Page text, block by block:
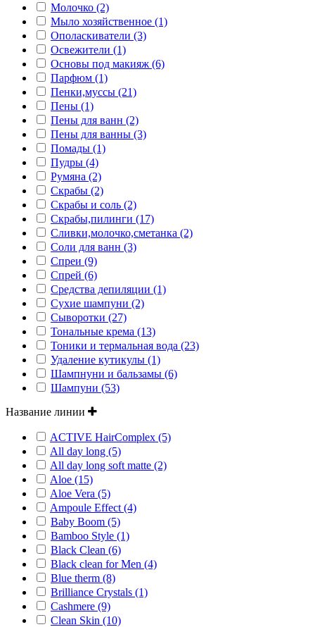
Молочко (2)
Мыло хозяйственное (1)
Ополаскиватели (3)
Освежители (1)
Основы под макияж (6)
Парфюм (1)
Пенки,муссы (21)
Пены (1)
Пены для ванн (2)
Пены для ванны (3)
Помады (1)
Пудры (4)
Румяна (2)
Скрабы (2)
Скрабы и соль (2)
Скрабы,пилинги (17)
Сливки,молочко,сметанка (2)
Соли для ванн (3)
Спреи (9)
Спрей (6)
Средства депиляции (1)
Сухие шампуни (2)
Сыворотки (27)
Тональные крема (13)
Тоники и термальная вода (23)
Удаление кутикулы (1)
Шампнуни и бальзамы (6)
Шампуни (53)
Название линии
ACTIVE HairComplex (5)
All day long (5)
All day long soft matte (2)
Aloe (15)
Aloe Vera (5)
Ampoule Effect (4)
Baby Boom (5)
Bamboo Style (1)
Black Clean (6)
Black clean for Men (4)
Blue therm (8)
Brilliance Crystals (1)
Cashmere (9)
Clean Skin (10)